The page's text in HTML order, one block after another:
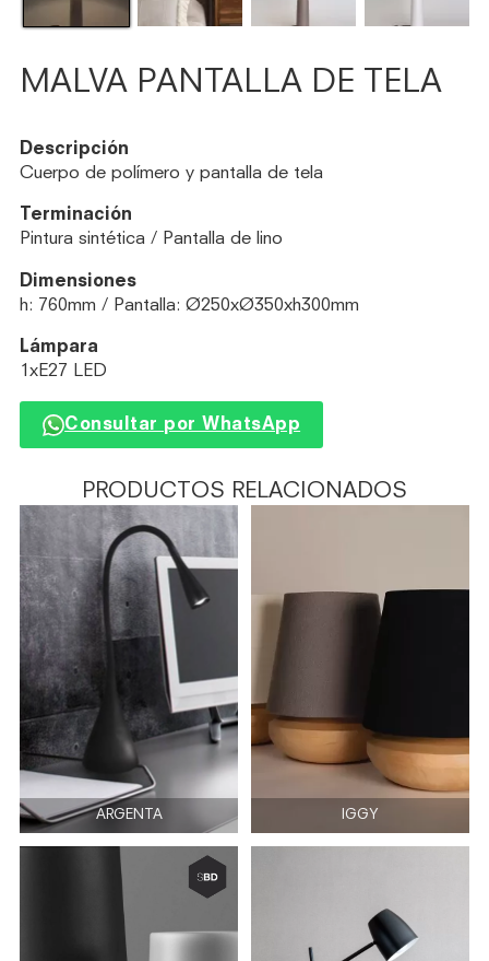
MALVA PANTALLA DE TELA
Descripción
Cuerpo de polímero y pantalla de tela
Terminación
Pintura sintética / Pantalla de lino
Dimensiones
h: 760mm / Pantalla: Ø250xØ350xh300mm
Lámpara
1xE27 LED
Consultar por WhatsApp
PRODUCTOS RELACIONADOS
ARGENTA IGGY